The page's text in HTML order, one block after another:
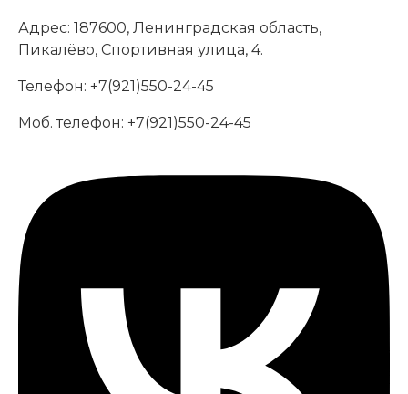
Адрес: 187600, Ленинградская область,
Пикалёво, Спортивная улица, 4.
Телефон: +7(921)550-24-45
Моб. телефон: +7(921)550-24-45